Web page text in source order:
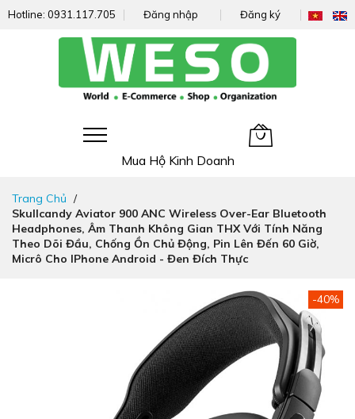
Hotline: 0931.117.705 Đăng nhập Đăng ký
Mua Hộ Kinh Doanh
nhanh
đến
nội
dung
Trang Chủ
Skullcandy Aviator 900 ANC Wireless Over-Ear Bluetooth
Headphones, Âm Thanh Không Gian THX Với Tính Năng
Theo Dõi Đầu, Chống Ồn Chủ Động, Pin Lên Đến 60 Giờ,
Micrô Cho IPhone Android - Đen Đích Thực
-40%